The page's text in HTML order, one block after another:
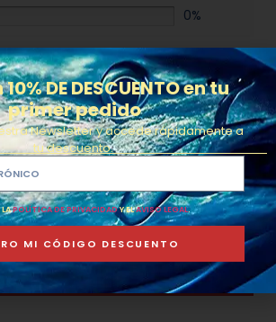
0%
Buscar
que coincidan con sus selecciones
Si te gustan ajustadas o
pide tu talla. Si te gusta que te queden
una talla más.
DE DESCUENTO en tu
primer pedido
Newsletter y accede rápidamente a
tu descuento.
LAPOLÍTICA DE PRIVACIDADY ELAVISO LEGAL.
MI CÓDIGO DESCUENTO